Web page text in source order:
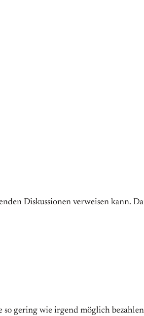
Diskussionen verweisen kann.
gering wie irgend möglich